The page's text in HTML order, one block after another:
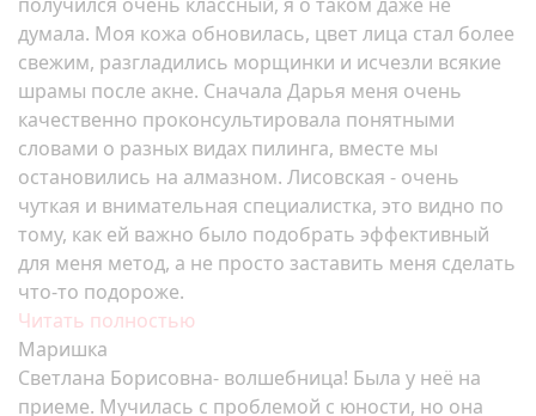
получился очень классный, я о таком даже не
думала. Моя кожа обновилась, цвет лица стал более
свежим, разгладились морщинки и исчезли всякие
шрамы после акне. Сначала Дарья меня очень
качественно проконсультировала понятными
словами о разных видах пилинга, вместе мы
остановились на алмазном. Лисовская - очень
чуткая и внимательная специалистка, это видно по
тому, как ей важно было подобрать эффективный
для меня метод, а не просто заставить меня сделать
что-то подороже.
Читать полностью
Маришка
Светлана Борисовна- волшебница! Была у неё на
приеме. Мучилась с проблемой с юности, но она